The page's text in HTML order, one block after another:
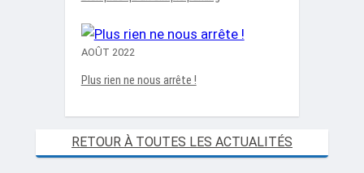
AOÛT 2022
Plus rien ne nous arrête !
RETOUR À TOUTES LES ACTUALITÉS